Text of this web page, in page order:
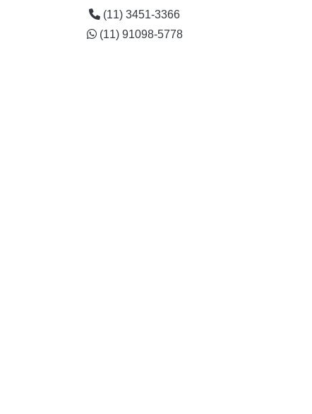
Funcionário
Crachá de Plástico
Rio de Janeiro
Personalizado Santa Catarina
Rio de Janeiro
(11) 3451-3366
(11) 91098-5778